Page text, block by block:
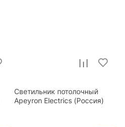
Светильник потолочный
Apeyron Electrics (Россия)